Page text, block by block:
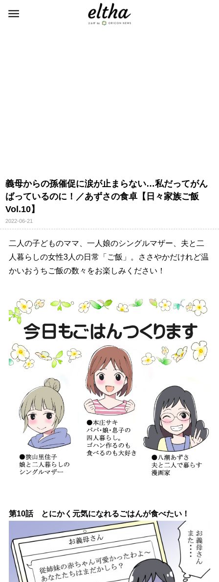
義母からの孫催促に涙が止まらない…私だってがん
ばっているのに！／あずさの食卓【日々家族ご飯
Vol.10】
2022-06-21
二人の子どものママ、一人娘のシングルマザー、夫と二
人暮らしの女性3人の日常「ご飯」。ささやかだけれど温
かいおうちご飯の数々をお楽しみください！
第10話 とにかく元気になれるごはんが食べたい！